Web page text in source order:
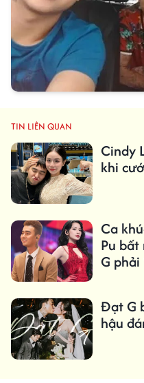
TIN LIÊN QUAN
Cindy
khi
Ca
Pu
G
Đạt G
hậu